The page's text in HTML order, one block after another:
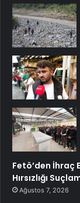
Fetö’den İhraç
Hırsızlığı
Ağustos 7, 2026